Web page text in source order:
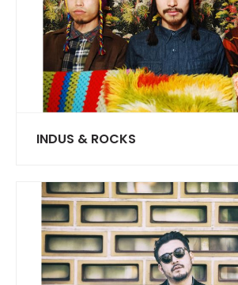
INDUS & ROCKS